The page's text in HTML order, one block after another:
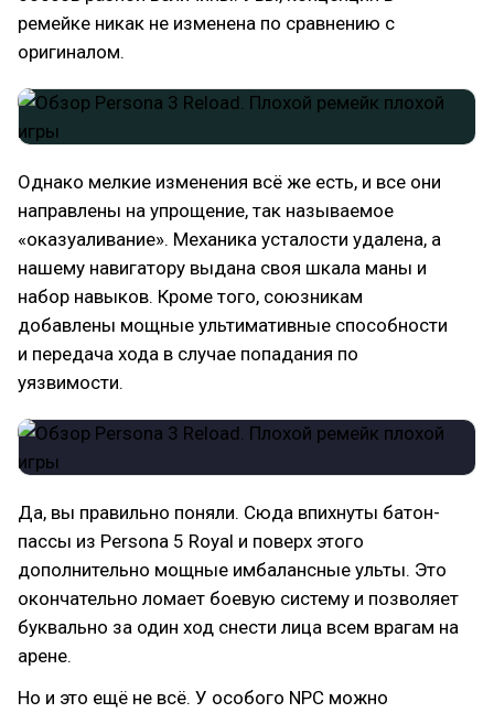
ремейке никак не изменена по сравнению с
оригиналом.
Однако мелкие изменения всё же есть, и все они
направлены на упрощение, так называемое
«оказуаливание». Механика усталости удалена, а
нашему навигатору выдана своя шкала маны и
набор навыков. Кроме того, союзникам
добавлены мощные ультимативные способности
и передача хода в случае попадания по
уязвимости.
Да, вы правильно поняли. Сюда впихнуты батон-
пассы из Persona 5 Royal и поверх этого
дополнительно мощные имбалансные ульты. Это
окончательно ломает боевую систему и позволяет
буквально за один ход снести лица всем врагам на
арене.
Но и это ещё не всё. У особого NPC можно